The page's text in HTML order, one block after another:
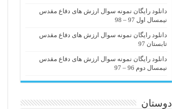
دانلود رایگان نمونه سوال ارزش های دفاع مقدس
نیمسال اول 97 – 98
دانلود رایگان نمونه سوال ارزش های دفاع مقدس
تابستان 97
دانلود رایگان نمونه سوال ارزش های دفاع مقدس
نیمسال دوم 96 – 97
دوستان